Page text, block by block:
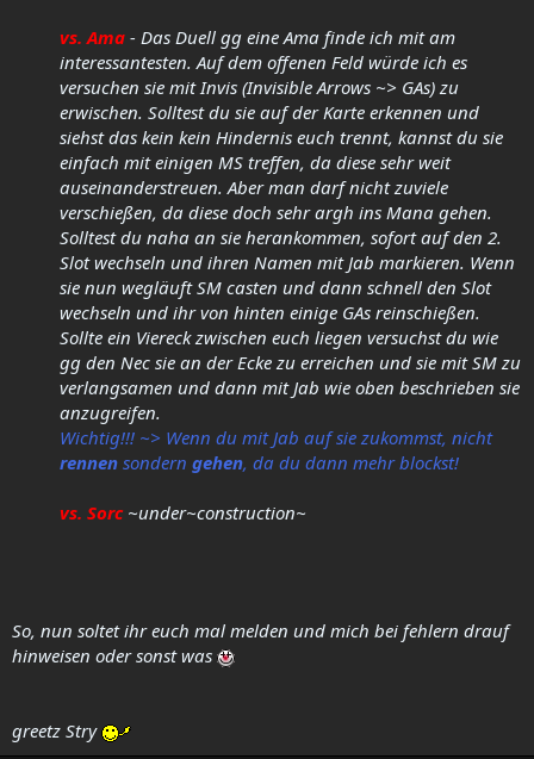
vs. Ama - Das Duell gg eine Ama finde ich mit am
interessantesten. Auf dem offenen Feld würde ich es
versuchen sie mit Invis (Invisible Arrows ~> GAs) zu
erwischen. Solltest du sie auf der Karte erkennen und
siehst das kein kein Hindernis euch trennt, kannst du sie
einfach mit einigen MS treffen, da diese sehr weit
auseinanderstreuen. Aber man darf nicht zuviele
verschießen, da diese doch sehr argh ins Mana gehen.
Solltest du naha an sie herankommen, sofort auf den 2.
Slot wechseln und ihren Namen mit Jab markieren. Wenn
sie nun wegläuft SM casten und dann schnell den Slot
wechseln und ihr von hinten einige GAs reinschießen.
Sollte ein Viereckzwischen euch liegen versuchst du wie
gg den Nec sie an der Ecke zu erreichen und sie mit SM zu
verlangsamen und dann mit Jab wie oben beschrieben sie
anzugreifen.
Wichtig!!! ~> Wenn du mit Jab auf sie zukommst, nicht
rennen sondern gehen, da du dann mehr blockst!
vs. Sorc~under~construction~
So, nun soltet ihr euch mal melden und mich bei fehlern drauf
hinweisen oder sonst was
greetz Stry